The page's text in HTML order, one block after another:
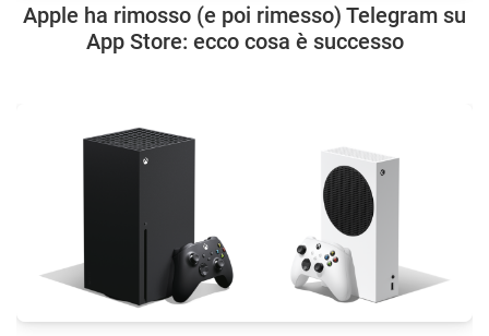
Apple ha rimosso (e poi rimesso) Telegram su
App Store: ecco cosa è successo